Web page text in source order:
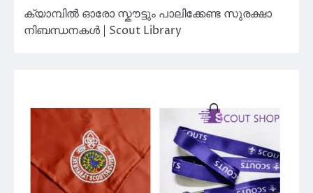
ക്യാമ്പിൽ ഓരോ സ്കൗട്ടും പാലിക്കേണ്ട സുരക്ഷാ
നിബന്ധനകൾ | Scout Library